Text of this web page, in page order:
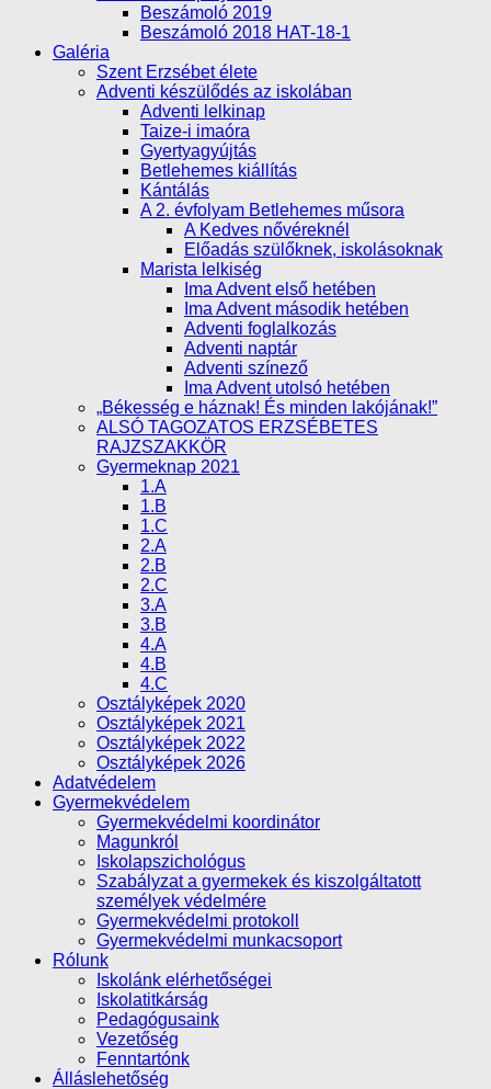
Beszámoló 2019
Beszámoló 2018 HAT-18-1
Galéria
Szent Erzsébet élete
Adventi készülődés az iskolában
Adventi lelkinap
Taize-i imaóra
Gyertyagyújtás
Betlehemes kiállítás
Kántálás
A 2. évfolyam Betlehemes műsora
A Kedves nővéreknél
Előadás szülőknek, iskolásoknak
Marista lelkiség
Ima Advent első hetében
Ima Advent második hetében
Adventi foglalkozás
Adventi naptár
Adventi színező
Ima Advent utolsó hetében
„Békesség e háznak! És minden lakójának!”
ALSÓ TAGOZATOS ERZSÉBETES
RAJZSZAKKÖR
Gyermeknap 2021
1.A
1.B
1.C
2.A
2.B
2.C
3.A
3.B
4.A
4.B
4.C
Osztályképek 2020
Osztályképek 2021
Osztályképek 2022
Osztályképek 2026
Adatvédelem
Gyermekvédelem
Gyermekvédelmi koordinátor
Magunkról
Iskolapszichológus
Szabályzat a gyermekek és kiszolgáltatott
személyek védelmére
Gyermekvédelmi protokoll
Gyermekvédelmi munkacsoport
Rólunk
Iskolánk elérhetőségei
Iskolatitkárság
Pedagógusaink
Vezetőség
Fenntartónk
Álláslehetőség